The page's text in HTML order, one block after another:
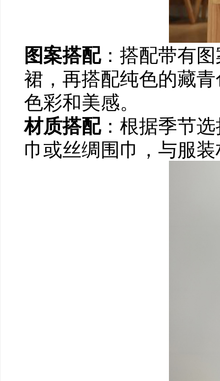
图案搭配：搭配带有
裙，再搭配纯色的藏
色彩和美感。
材质搭配：根据季节
巾或丝绸围巾，与服